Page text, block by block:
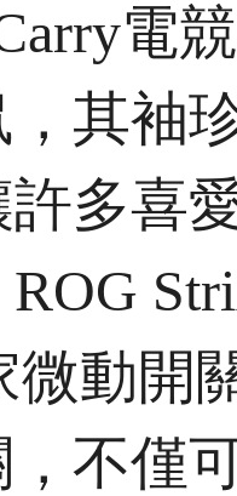
電
其袖
多喜
微動開
不僅